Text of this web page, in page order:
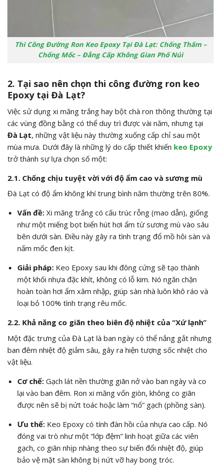
Thi Công Đường Ron Keo Epoxy Tại Đà Lạt: Chống Thấm –
Chống Mốc – Đẳng Cấp Không Gian Phố Núi
2. Tại sao nên chọn thi công đường ron keo
Epoxy tại Đà Lạt?
Việc sử dụng xi măng trắng hay bột chà ron thông thường tại
các vùng đồng bằng có thể duy trì được vài năm, nhưng tại
Đà Lạt, những vật liệu này thường xuống cấp chỉ sau một
mùa mưa. Dưới đây là những lý do cấp thiết khiến keo Epoxy
trở thành sự lựa chọn số một:
2.1. Chống chịu tuyệt vời với độ ẩm cao và sương mù
Đà Lạt có độ ẩm không khí trung bình năm thường trên 80%.
Vấn đề:Xi măng trắng có cấu trúc rỗng (mao dẫn), giống
như một miếng bọt biển hút hơi ẩm từ sương mù vào sâu
bên dưới sàn. Điều này gây ra tình trạng đổ mồ hôi sàn và
nấm mốc đen kịt.
Giải pháp:Keo Epoxy sau khi đông cứng sẽ tạo thành
một khối nhựa đặc khít, không có lỗ kim. Nó ngăn chặn
hoàn toàn hơi ẩm xâm nhập, giúp sàn nhà luôn khô ráo và
loại bỏ 100% tình trạng rêu mốc.
2.2. Khả năng co giãn theo biên độ nhiệt của “Xứ lạnh”
Một đặc trưng của Đà Lạt là ban ngày có thể nắng gắt nhưng
ban đêm nhiệt độ giảm sâu, gây ra hiện tượng sốc nhiệt cho
vật liệu.
Cơ chế:Gạch lát nền thường giãn nở vào ban ngày và co
lại vào ban đêm. Ron xi măng vốn giòn, không co giãn
được nên sẽ bị nứt toác hoặc làm “nổ” gạch (phồng sàn).
Ưu thế:Keo Epoxy có tính đàn hồi của nhựa cao cấp. Nó
đóng vai trò như một “lớp đệm” linh hoạt giữa các viên
gạch, co giãn nhịp nhàng theo sự biến đổi nhiệt độ, giúp
bảo vệ mặt sàn không bị nứt vỡ hay bong tróc.